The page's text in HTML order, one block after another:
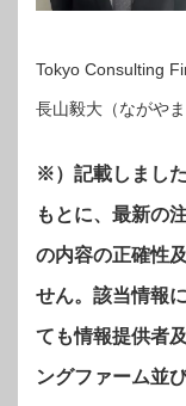
Tokyo Consulting
長山毅大（ながや
※）記載しまし
もとに、最新の
の内容の正確性
せん。該当情報
ても情報提供者
ングファーム並